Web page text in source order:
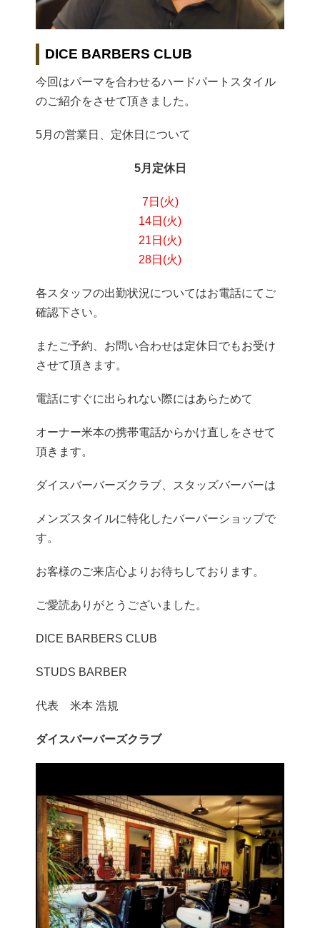
DICE BARBERS CLUB
今回はパーマを合わせるハードパートスタイル
のご紹介をさせて頂きました。
5月の営業日、定休日について
5月定休日
7日(火)
14日(火)
21日(火)
28日(火)
各スタッフの出勤状況についてはお電話にてご
確認下さい。
またご予約、お問い合わせは定休日でもお受け
させて頂きます。
電話にすぐに出られない際にはあらためて
オーナー米本の携帯電話からかけ直しをさせて
頂きます。
ダイスバーバーズクラブ、スタッズバーバーは
メンズスタイルに特化したバーバーショップで
す。
お客様のご来店心よりお待ちしております。
ご愛読ありがとうございました。
DICE BARBERS CLUB
STUDS BARBER
代表 米本 浩規
ダイスバーバーズクラブ